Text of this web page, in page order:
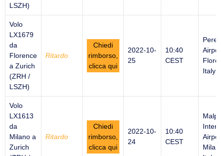
LSZH)
Volo
LX1679
da
Florence
a Zurich
(ZRH /
LSZH)
Ritardo
Chiedi
rimborso,
clicca qui
2022-10-
25
10:40
CEST
Italy
Volo
LX1613
da
Milano a
Zurich
Ritardo
Chiedi
rimborso,
clicca qui
2022-10-
24
10:40
CEST